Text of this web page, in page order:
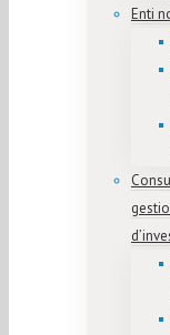
Enti